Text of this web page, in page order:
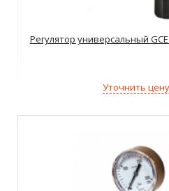
Регулятор универсальный GCE
Уточнить